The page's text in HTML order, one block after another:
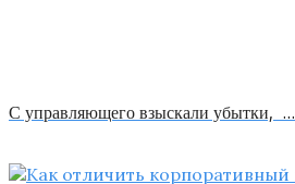
С управляющего взыскали убытки, …